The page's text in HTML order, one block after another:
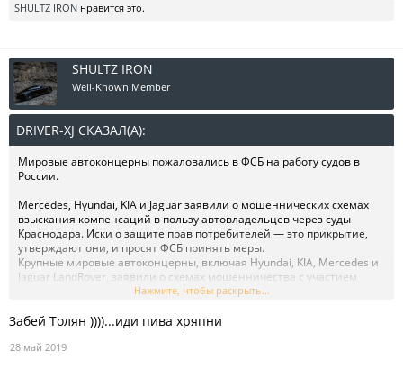
SHULTZ IRON нравится это.
SHULTZ IRON
Well-Known Member
DRIVER-XJ СКАЗАЛ(А):
Мировые автоконцерны пожаловались в ФСБ на работу судов в
России.
Mercedes, Hyundai, KIA и Jaguar заявили о мошеннических схемах
взыскания компенсаций в пользу автовладельцев через суды
Краснодара. Иски о защите прав потребителей — это прикрытие,
утверждают они, и просят ФСБ принять меры.
Крупные мировые автоконцерны, включая Hyundai, KIA, Mercedes и
Jaguar LandRover, заявили о схемах мошенничества с участием
судов Краснодарского края «под прикрытием» исков о защите прав
противодействию коррупции при президенте России, ФСБ,
квалификационную коллегию судей. Об этом РБК рассказали
Нажмите, чтобы раскрыть...
Забей Толян ))))...иди пива хряпни
28 май 2019